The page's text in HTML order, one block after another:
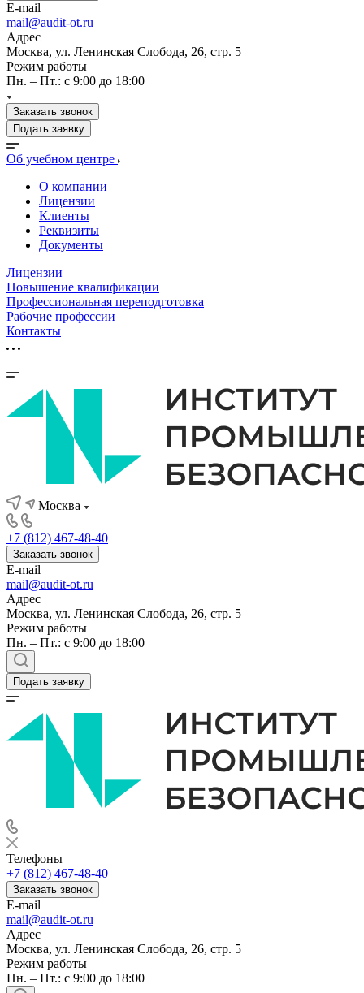
E-mail
mail@audit-ot.ru
Адрес
Москва, ул. Ленинская Слобода, 26, стр. 5
Режим работы
Пн. – Пт.: с 9:00 до 18:00
Заказать звонок
Подать заявку
Об учебном центре
О компании
Лицензии
Клиенты
Реквизиты
Документы
Лицензии
Повышение квалификации
Профессиональная переподготовка
Рабочие профессии
Контакты
Москва
+7 (812) 467-48-40
Заказать звонок
E-mail
mail@audit-ot.ru
Адрес
Москва, ул. Ленинская Слобода, 26, стр. 5
Режим работы
Пн. – Пт.: с 9:00 до 18:00
Подать заявку
Телефоны
+7 (812) 467-48-40
Заказать звонок
E-mail
mail@audit-ot.ru
Адрес
Москва, ул. Ленинская Слобода, 26, стр. 5
Режим работы
Пн. – Пт.: с 9:00 до 18:00